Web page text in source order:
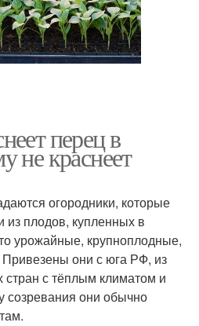
перец в
не краснеет
огородники, которые
плодов, купленных в
урожайные, крупноплодные,
они с юга РФ, из
стран с тёплым климатом и
созревания они обычно